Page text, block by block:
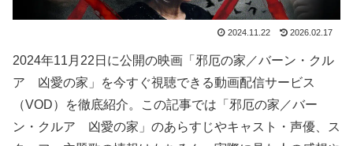
2024.11.22 2026.02.17
2024年11月22日に公開の映画「邪厄の家／バーン・クル
ア 凶愛の家」を今すぐ視聴できる動画配信サービス
（VOD）を徹底紹介。この記事では「邪厄の家／バー
ン・クルア 凶愛の家」のあらすじやキャスト・声優、ス